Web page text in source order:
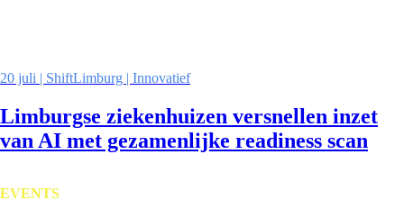
20 juli | ShiftLimburg | Innovatief
Limburgse ziekenhuizen versnellen inzet
van AI met gezamenlijke readiness scan
EVENTS